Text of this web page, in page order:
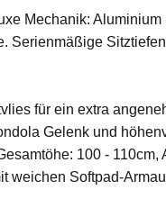
Mechanik:
Serienmäßige
für ein extra
Gelenk und
100 -
weichen Softpad-